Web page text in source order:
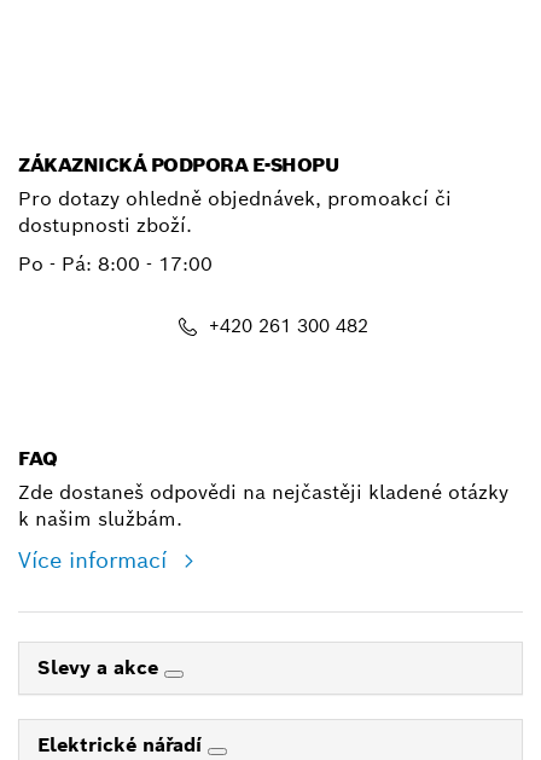
ZÁKAZNICKÁ PODPORA E-SHOPU
Pro dotazy ohledně objednávek, promoakcí či
dostupnosti zboží.
Po - Pá: 8:00 - 17:00
+420 261 300 482
FAQ
Zde dostaneš odpovědi na nejčastěji kladené otázky
k našim službám.
Více informací
Slevy a akce
Elektrické nářadí